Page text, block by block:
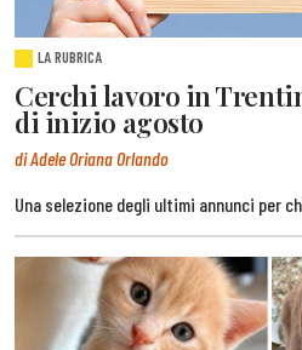
LA RUBRICA
Cerchi lavoro in
di inizio agosto
di Adele Oriana Orlando
Una selezione degli ultimi annunci per